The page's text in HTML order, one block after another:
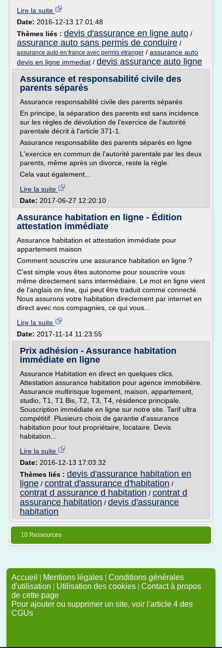
Lire la suite
Date: 2016-12-13 17:01:48
Thèmes liés : devis d'assurance en ligne auto /
assurance auto sans permis de conduire /
assurance auto en france avec permis etranger / assurance auto
devis en ligne immediat / devis assurance auto ligne
Assurance et responsabilité civile des
parents séparés
Assurance responsabilité civile des parents séparés
En principe, la séparation des parents est sans incidence
sur les règles de dévolution de l'exercice de l'autorité
parentale décrit à l'article 371-1.
Assurance responsabilite des parents séparés en ligne
L'exercice en commun de l'autorité parentale par les deux
parents, même après un divorce, reste la règle.
Cela vaut également...
Lire la suite
Date: 2017-06-27 12:20:10
Assurance habitation en ligne - Édition
attestation immédiate
Assurance habitation et attestation immédiate pour
appartement maison
Comment souscrire une assurance habitation en ligne ?
C'est simple vous êtes autonome pour souscrire vous
même directement sans intermédiaire. Le mot en ligne vient
de l'anglais on line, qui peut être traduit comme connecté.
Nous assurons votre habitation directement par internet en
direct avec nos compagnies, ce qui vous...
Lire la suite
Date: 2017-11-14 11:23:55
Prix adhésion - Assurance habitation
immédiate en ligne
Assurance Habitation en direct en quelques clics.
Attestation assurance habitation pour agence immobilière.
Assurance multirisque logement, maison, appartement,
studio, T1, T1 Bis, T2, T3, T4, résidence principale.
Souscription immédiate en ligne sur notre site. Tarif ultra
compétitif. Plusieurs chois de garantie d'assurance
habitation pour tout propriétaire, locataire. Devis
habitation...
Lire la suite
Date: 2016-12-13 17:03:32
Thèmes liés : devis d'assurance habitation en
ligne / contrat d'assurance d'habitation /
contrat d assurance d habitation / contrat d
assurance habitation / devis d'assurance
habitation
10 Ressources
Accueil | Mentions légales | Conditions générales
d'utilisation | Utilisation des cookies | Contact à propos
de cette page
Pour ajouter ou supprimer un site, voir l'article 4 des
CGUs